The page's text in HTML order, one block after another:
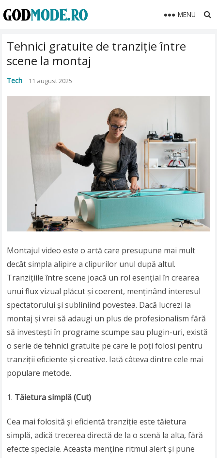
MENU
Tehnici gratuite de tranziție între
scene la montaj
Tech 11 august 2025
Montajul video este o artă care presupune mai mult
decât simpla alipire a clipurilor unul după altul.
Tranzițiile între scene joacă un rol esențial în crearea
unui flux vizual plăcut și coerent, menținând interesul
spectatorului și subliniind povestea. Dacă lucrezi la
montaj și vrei să adaugi un plus de profesionalism fără
să investești în programe scumpe sau plugin-uri, există
o serie de tehnici gratuite pe care le poți folosi pentru
tranziții eficiente și creative. Iată câteva dintre cele mai
populare metode.
Tăietura simplă (Cut)
Cea mai folosită și eficientă tranziție este tăietura
simplă, adică trecerea directă de la o scenă la alta, fără
efecte speciale. Aceasta menține ritmul alert și pune